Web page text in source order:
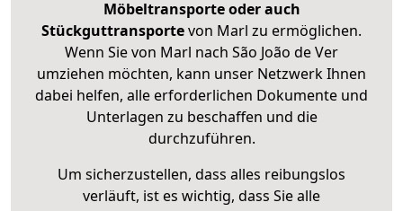
Möbeltransporte oder auch
Stückguttransportevon Marl zu ermöglichen.
Wenn Sie von Marl nach São João de Ver
umziehen möchten, kann unser Netzwerk Ihnen
dabei helfen, alle erforderlichen Dokumente und
Unterlagen zu beschaffen und die
durchzuführen.
Um sicherzustellen, dass alles reibungslos
verläuft, ist es wichtig, dass Sie alle